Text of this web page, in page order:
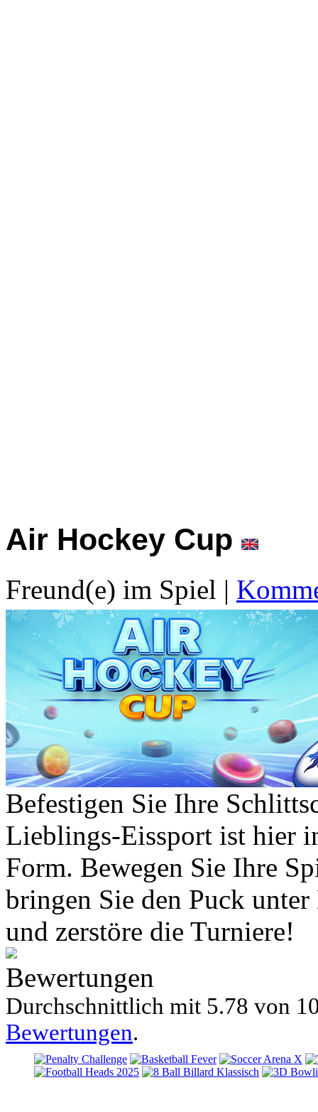
Air Hockey Cup
Freund(e) im Spiel |
Befestigen Sie Ihre
Lieblings-Eissport ist hier
Form. Bewegen Sie Ihre
bringen Sie den Puck
und zerstöre die Turniere!
Bewertungen
Durchschnittlich mit 5.78 von
Bewertungen.